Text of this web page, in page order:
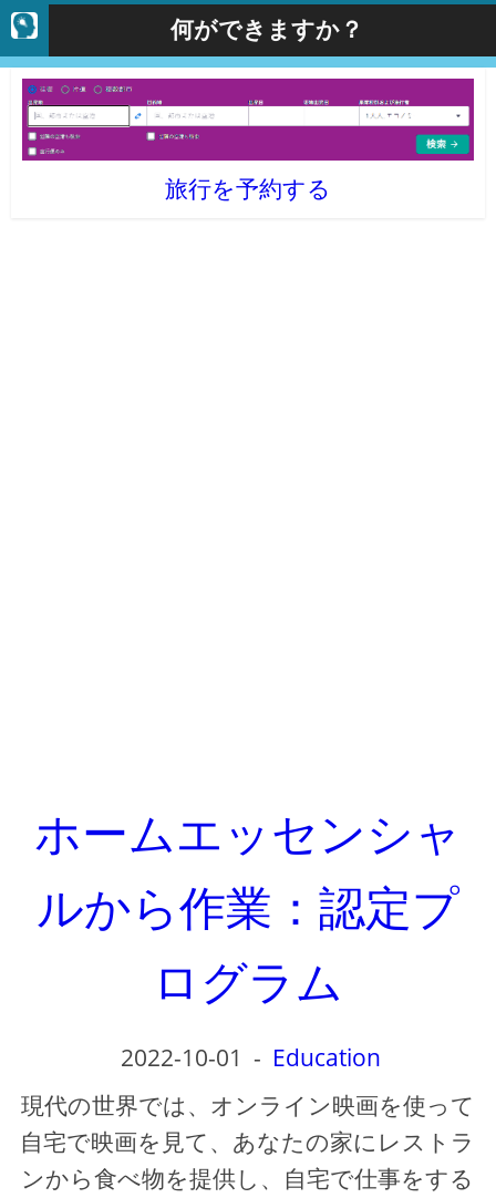
何ができますか？
旅行を予約する
ホームエッセンシャ
ルから作業：認定プ
ログラム
2022-10-01 - Education
現代の世界では、オンライン映画を使って
自宅で映画を見て、あなたの家にレストラ
ンから食べ物を提供し、自宅で仕事をする